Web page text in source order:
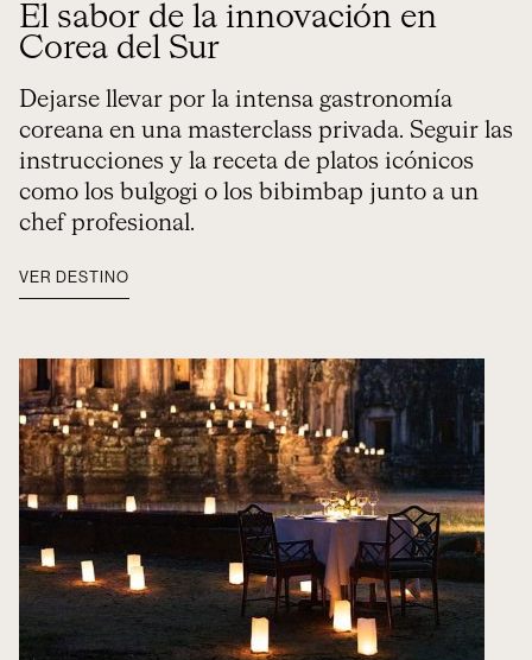
El sabor de la innovación en
Corea del Sur
Dejarse llevar por la intensa gastronomía
coreana en una masterclass privada. Seguir las
instrucciones y la receta de platos icónicos
como los bulgogi o los bibimbap junto a un
chef profesional.
VER DESTINO